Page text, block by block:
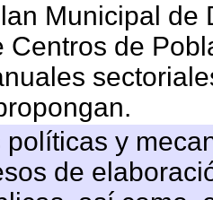
Municipal
Centros de
políticas y
de